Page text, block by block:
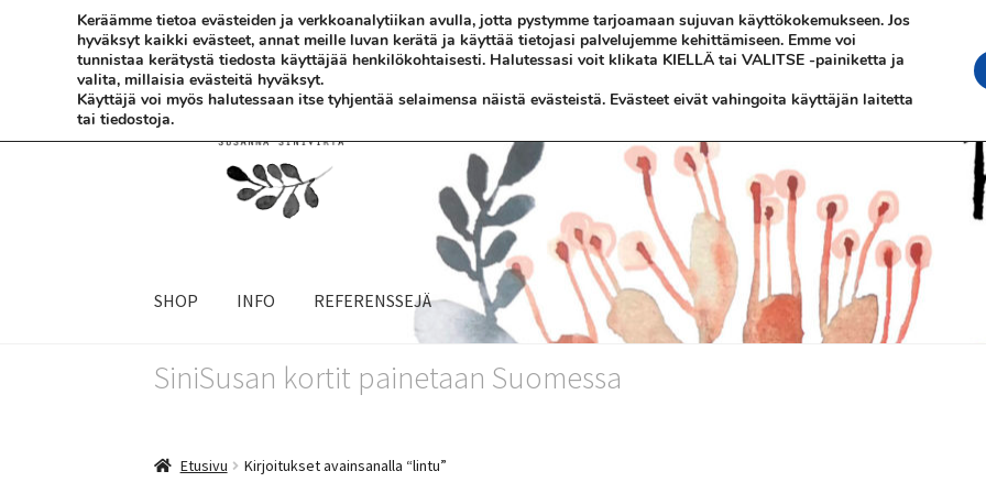
Siirry
navigointiin
Siirry
sisältöön
SHOP INFO REFERENSSEJÄ
SiniSusan kortit painetaan Suomessa
Etusivu Kirjoitukset avainsanalla “lintu”
Keräämme tietoa evästeiden ja verkkoanalytiikan avulla, jotta pystymme tarjoamaan sujuvan käyttökokemukseen. Jos
hyväksyt kaikki evästeet, annat meille luvan kerätä ja käyttää tietojasi palvelujemme kehittämiseen. Emme voi
tunnistaa kerätystä tiedosta käyttäjää henkilökohtaisesti. Halutessasi voit klikata KIELLÄ tai VALITSE -painiketta ja
valita, millaisia evästeitä hyväksyt.
Käyttäjä voi myös halutessaan itse tyhjentää selaimensa näistä evästeistä. Evästeet eivät vahingoita käyttäjän laitetta
tai tiedostoja.